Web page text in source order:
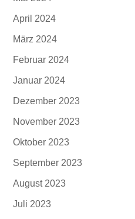
April 2024
März 2024
Februar 2024
Januar 2024
Dezember 2023
November 2023
Oktober 2023
September 2023
August 2023
Juli 2023